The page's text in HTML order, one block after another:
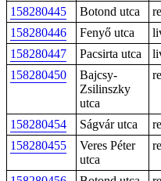
158280445 Botond utca
158280446
Fenyő utca
158280447
Pacsirta utca
158280450
Bajcsy-
Zsilinszky
utca
158280454 Ságvár utca
158280455
Veres Péter
utca